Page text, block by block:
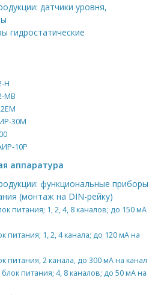
датчики уровня,
гидростатические
Н
MB
30М
10Р
аппаратура
функциональные приборы
(монтаж на DIN-рейку)
питания; 1, 2, 4, 8 каналов; до 150 мА
питания; 1, 2, 4 канала; до 120 мА на
питания, 2 канала, до 300 мА на канал
питания; 4, 8 каналов; до 50 мА на